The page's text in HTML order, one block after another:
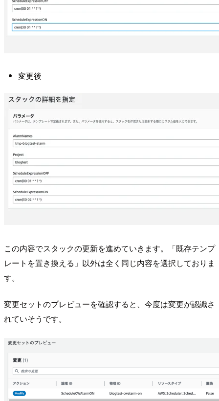
変更後
この内容でスタックの更新を進めていきます。「既存テンプ
レートを置き換える」以外は全く同じ内容を選択しておりま
す。
変更セットのプレビューを確認すると、今度は変更が認識さ
れていそうです。